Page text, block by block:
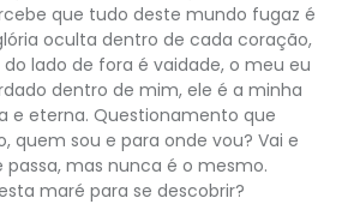
que tudo deste mundo fugaz é
oculta dentro de cada coração,
lado de fora é vaidade, o meu eu
dentro de mim, ele é a minha
e eterna. Questionamento que
quem sou e para onde vou? Vai e
mas nunca é o mesmo.
maré para se descobrir?